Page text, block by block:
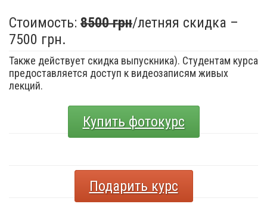
Стоимость: 8500 грн/летняя скидка –
7500 грн.
Также действует скидка выпускника). Студентам курса
предоставляется доступ к видеозаписям живых
лекций.
Купить фотокурс
Подарить курс